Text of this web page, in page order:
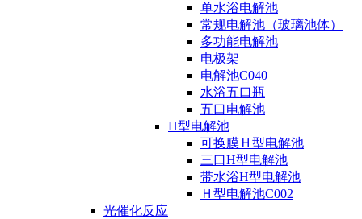
单水浴电解池
常规电解池（玻璃池体）
多功能电解池
电极架
电解池C040
水浴五口瓶
五口电解池
H型电解池
可换膜Ｈ型电解池
三口H型电解池
带水浴H型电解池
Ｈ型电解池C002
光催化反应